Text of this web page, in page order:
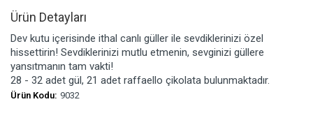
Ürün Detayları
Dev kutu içerisinde ithal canlı güller ile sevdiklerinizi özel
hissettirin! Sevdiklerinizi mutlu etmenin, sevginizi güllere
yansıtmanın tam vakti!
28 - 32 adet gül, 21 adet raffaello çikolata bulunmaktadır.
Ürün Kodu: 9032